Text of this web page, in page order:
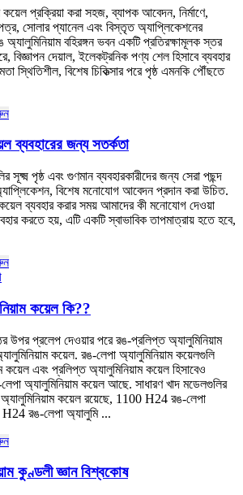
কয়েল প্রক্রিয়া করা সহজ, ব্যাপক আবেদন, নির্মাণে,
সোলার প্যানেল এবং বিস্তৃত অ্যাপ্লিকেশনের
বহিরঙ্গন ভবন একটি প্রতিরক্ষামূলক স্তর
বিজ্ঞাপন দেয়াল, ইলেকট্রনিক পণ্য শেল হিসাবে ব্যবহার
স্থিতিশীল, বিশেষ চিকিত্সার পরে পৃষ্ঠ এমনকি পৌঁছতে
ব্যবহারের জন্য সতর্কতা
সূক্ষ্ম পৃষ্ঠ এবং গুণমান ব্যবহারকারীদের জন্য সেরা পছন্দ
বিশেষ মনোযোগ আবেদন প্রদান করা উচিত.
ব্যবহার করার সময় আমাদের কী মনোযোগ দেওয়া
করতে হয়, এটি একটি স্বাভাবিক তাপমাত্রায় হতে হবে,
কয়েল কি??
উপর প্রলেপ দেওয়ার পরে রঙ-প্রলিপ্ত অ্যালুমিনিয়াম
কয়েল. রঙ-লেপা অ্যালুমিনিয়াম কয়েলগুলি
কয়েল এবং প্রলিপ্ত অ্যালুমিনিয়াম কয়েল হিসাবেও
অ্যালুমিনিয়াম কয়েল আছে. সাধারণ খাদ মডেলগুলির
কয়েল রয়েছে, 1100 H24 রঙ-লেপা
রঙ-লেপা অ্যালুমি ...
কুণ্ডলী জ্ঞান বিশ্বকোষ